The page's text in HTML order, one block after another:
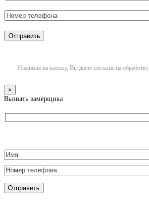
Нажимая на кнопку, Вы даете согласие на обработку
×
Вызвать замерщика